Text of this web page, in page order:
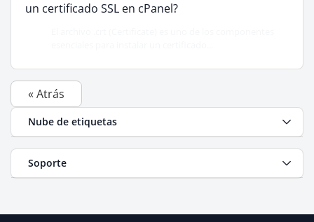
un certificado SSL en cPanel?
« Atrás
Nube de etiquetas
Soporte